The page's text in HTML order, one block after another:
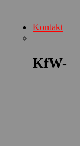
Kontakt
KfW-